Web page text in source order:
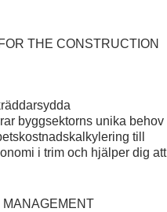
THE CONSTRUCTION
byggsektorns unika behov
till
i trim och hjälper dig att